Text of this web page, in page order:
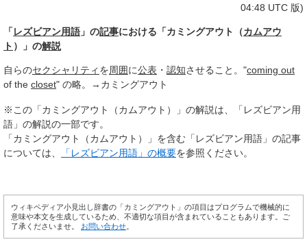
04:48 UTC 版)
「レズビアン用語 」の記事における「カミングアウト（カムアウ
ト ）」の解説
自らのセクシャリティ を周囲に公表 ・ 認知させること。"coming out
of the closet" の略。→カミングアウト
※この「カミングアウト（カムアウト）」の解説は、「レズビアン用
語」の解説の一部です。
「カミングアウト（カムアウト）」を含む「レズビアン用語」の記事
については、
「レズビアン用語」の概要を参照ください。
ウィキペディア小見出し辞書の「カミングアウト」の項目はプログラムで機械的に
意味や本文を生成しているため、不適切な項目が含まれていることもあります。ご
了承くださいませ。 お問い合わせ